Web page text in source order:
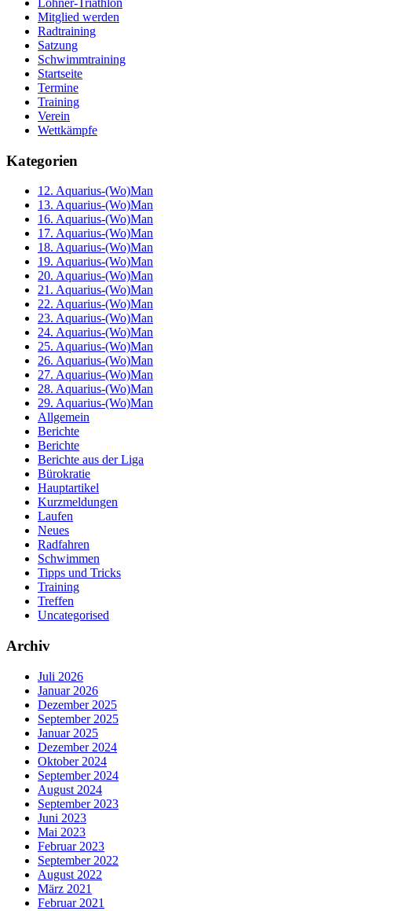
Löhner-Triathlon
Mitglied werden
Radtraining
Satzung
Schwimmtraining
Startseite
Termine
Training
Verein
Wettkämpfe
Kategorien
12. Aquarius-(Wo)Man
13. Aquarius-(Wo)Man
16. Aquarius-(Wo)Man
17. Aquarius-(Wo)Man
18. Aquarius-(Wo)Man
19. Aquarius-(Wo)Man
20. Aquarius-(Wo)Man
21. Aquarius-(Wo)Man
22. Aquarius-(Wo)Man
23. Aquarius-(Wo)Man
24. Aquarius-(Wo)Man
25. Aquarius-(Wo)Man
26. Aquarius-(Wo)Man
27. Aquarius-(Wo)Man
28. Aquarius-(Wo)Man
29. Aquarius-(Wo)Man
Allgemein
Berichte
Berichte
Berichte aus der Liga
Bürokratie
Hauptartikel
Kurzmeldungen
Laufen
Neues
Radfahren
Schwimmen
Tipps und Tricks
Training
Treffen
Uncategorised
Archiv
Juli 2026
Januar 2026
Dezember 2025
September 2025
Januar 2025
Dezember 2024
Oktober 2024
September 2024
August 2024
September 2023
Juni 2023
Mai 2023
Februar 2023
September 2022
August 2022
März 2021
Februar 2021